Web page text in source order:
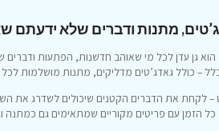
מתנות ודברים שלא ידעתם
הוא גן עדן לכל מי שאוהב חדשנות, הפתעות ודברים
– כולל גאדג’טים מדליקים, מתנות מושלמות לכל
לקחת את הדברים הקטנים שיכולים לשדרג את
הזמן עם פריטים מקוריים שמתאימים גם כמתנה